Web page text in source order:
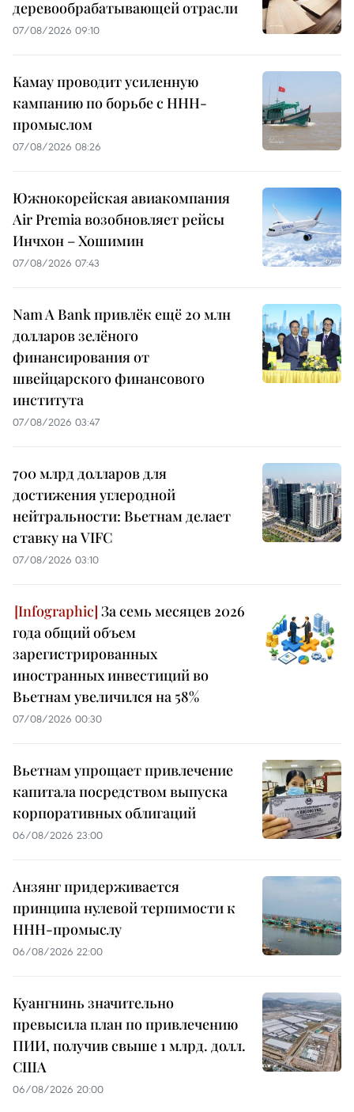
деревообрабатывающей отрасли
07/08/2026 09:10
Камау проводит усиленную
кампанию по борьбе с ННН-
промыслом
07/08/2026 08:26
Южнокорейская авиакомпания
Air Premia возобновляет рейсы
Инчхон – Хошимин
07/08/2026 07:43
Nam A Bank привлёк ещё 20 млн
долларов зелёного
финансирования от
швейцарского финансового
института
07/08/2026 03:47
700 млрд долларов для
достижения углеродной
нейтральности: Вьетнам делает
ставку на VIFC
07/08/2026 03:10
За семь месяцев 2026
года общий объем
зарегистрированных
иностранных инвестиций во
Вьетнам увеличился на 58%
07/08/2026 00:30
Вьетнам упрощает привлечение
капитала посредством выпуска
корпоративных облигаций
06/08/2026 23:00
Анзянг придерживается
принципа нулевой терпимости к
ННН-промыслу
06/08/2026 22:00
Куангнинь значительно
превысила план по привлечению
ПИИ, получив свыше 1 млрд. долл.
США
06/08/2026 20:00